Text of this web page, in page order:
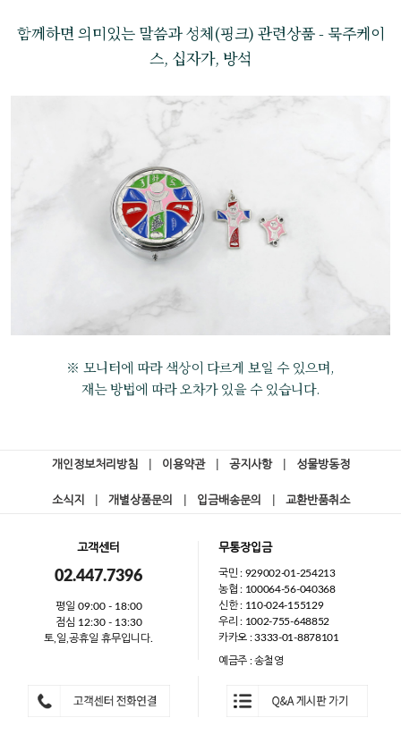
함께하면 의미있는 말씀과 성체(핑크) 관련상품 - 묵주케이
스, 십자가, 방석
※ 모니터에 따라 색상이 다르게 보일 수 있으며,
재는 방법에 따라 오차가 있을 수 있습니다.
개인정보처리방침 이용약관 공지사항 성물방동정
소식지 개별상품문의 입금배송문의 교환반품취소
고객센터
02.447.7396
평일 09:00 - 18:00
점심 12:30 - 13:30
토,일,공휴일 휴무입니다.
무통장입금
국민 : 929002-01-254213
농협 : 100064-56-040368
신한 : 110-024-155129
우리 : 1002-755-648852
카카오 : 3333-01-8878101
예금주 : 송철영